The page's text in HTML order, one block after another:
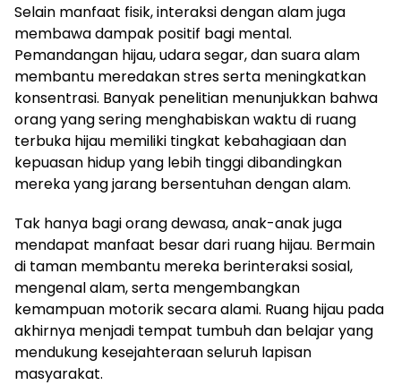
Selain manfaat fisik, interaksi dengan alam juga
membawa dampak positif bagi mental.
Pemandangan hijau, udara segar, dan suara alam
membantu meredakan stres serta meningkatkan
konsentrasi. Banyak penelitian menunjukkan bahwa
orang yang sering menghabiskan waktu di ruang
terbuka hijau memiliki tingkat kebahagiaan dan
kepuasan hidup yang lebih tinggi dibandingkan
mereka yang jarang bersentuhan dengan alam.
Tak hanya bagi orang dewasa, anak-anak juga
mendapat manfaat besar dari ruang hijau. Bermain
di taman membantu mereka berinteraksi sosial,
mengenal alam, serta mengembangkan
kemampuan motorik secara alami. Ruang hijau pada
akhirnya menjadi tempat tumbuh dan belajar yang
mendukung kesejahteraan seluruh lapisan
masyarakat.